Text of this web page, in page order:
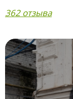
362 отзыва